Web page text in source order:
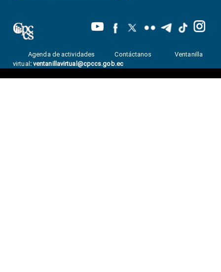
Agenda de actividades Contáctanos
Ventanilla
virtual : ventanillavirtual@cpccs.gob.ec